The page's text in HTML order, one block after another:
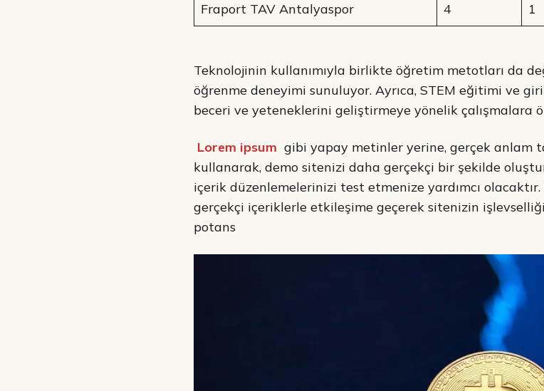
Fraport TAV Antalyaspor 4 1
Teknolojinin kullanımıyla birlikte öğretim metotları da
öğrenme deneyimi sunuluyor. Ayrıca, STEM eğitimi ve
beceri ve yeteneklerini geliştirmeye yönelik çalışmalara
Lorem ipsum gibi yapay metinler yerine, gerçek anlam
kullanarak, demo sitenizi daha gerçekçi bir şekilde
içerik düzenlemelerinizi test etmenize yardımcı
gerçekçi içeriklerle etkileşime geçerek sitenizin
potans